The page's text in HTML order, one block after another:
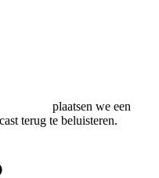
plaatsen we een
terug te beluisteren.